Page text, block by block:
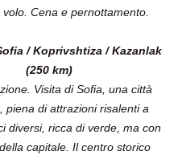
Cena e pernottamento.
/ Koprivshtiza / Kazanlak
(250 km)
Visita di Sofia, una città
piena di attrazioni risalenti a
diversi, ricca di verde, ma con
capitale. Il centro storico